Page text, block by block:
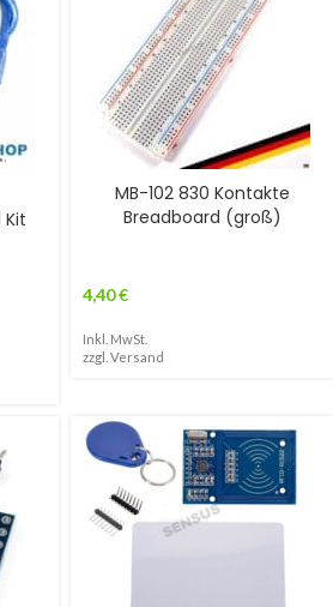
Kit
MB-102 830 Kontakte
Breadboard (groß)
4,40€
Inkl. MwSt.
zzgl. Versand